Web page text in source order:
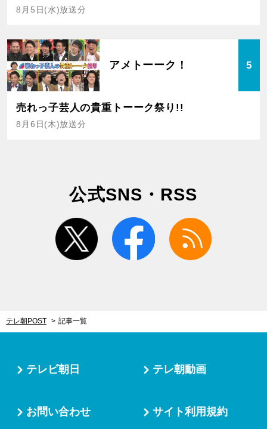
8月5日(水)放送分
アメトーーク！ 5
売れっ子芸人の貴重トーーク祭り!!
8月6日(木)放送分
公式SNS・RSS
twitter facebook
テレ朝POST 記事一覧
テレビ朝日 テレ朝動画
お問い合わせ サイト利用規約